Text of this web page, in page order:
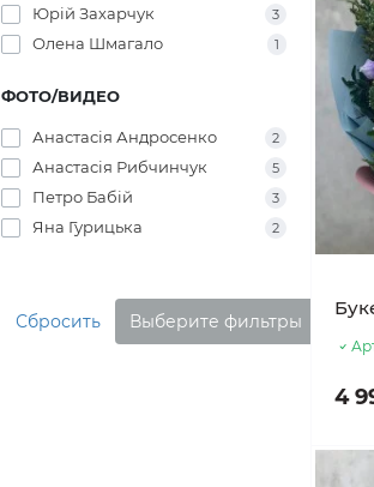
11 тюльпанов
Юрій Захарчук 3
Олена Шмагало 1
ФОТО/ВИДЕО
Анастасія Андросенко 2
Анастасія Рибчинчук 5
Петро Бабій 3
Яна Гурицька 2
Сбросить Выберите фильтры
4